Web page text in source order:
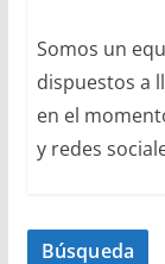
Somos un
dispuestos a
en el
y redes
Búsqueda